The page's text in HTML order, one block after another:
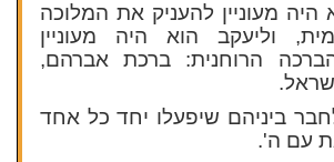
היה מעוניין להעניק את המלוכה
וליעקב הוא היה מעוניין
הרוחנית: ברכת אברהם,
לחבר ביניהם שיפעלו יחד כל אחד
עם ה'.